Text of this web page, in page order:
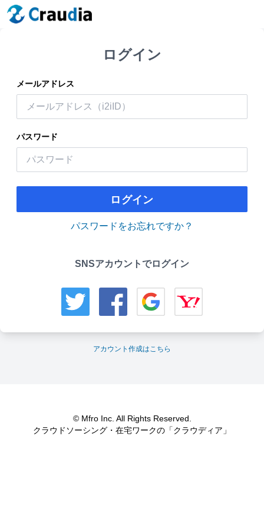
ログイン
メールアドレス
パスワード
ログイン
パスワードをお忘れですか？
SNSアカウントでログイン
アカウント作成はこちら
© Mfro Inc. All Rights Reserved.
クラウドソーシング・在宅ワークの「クラウディア」